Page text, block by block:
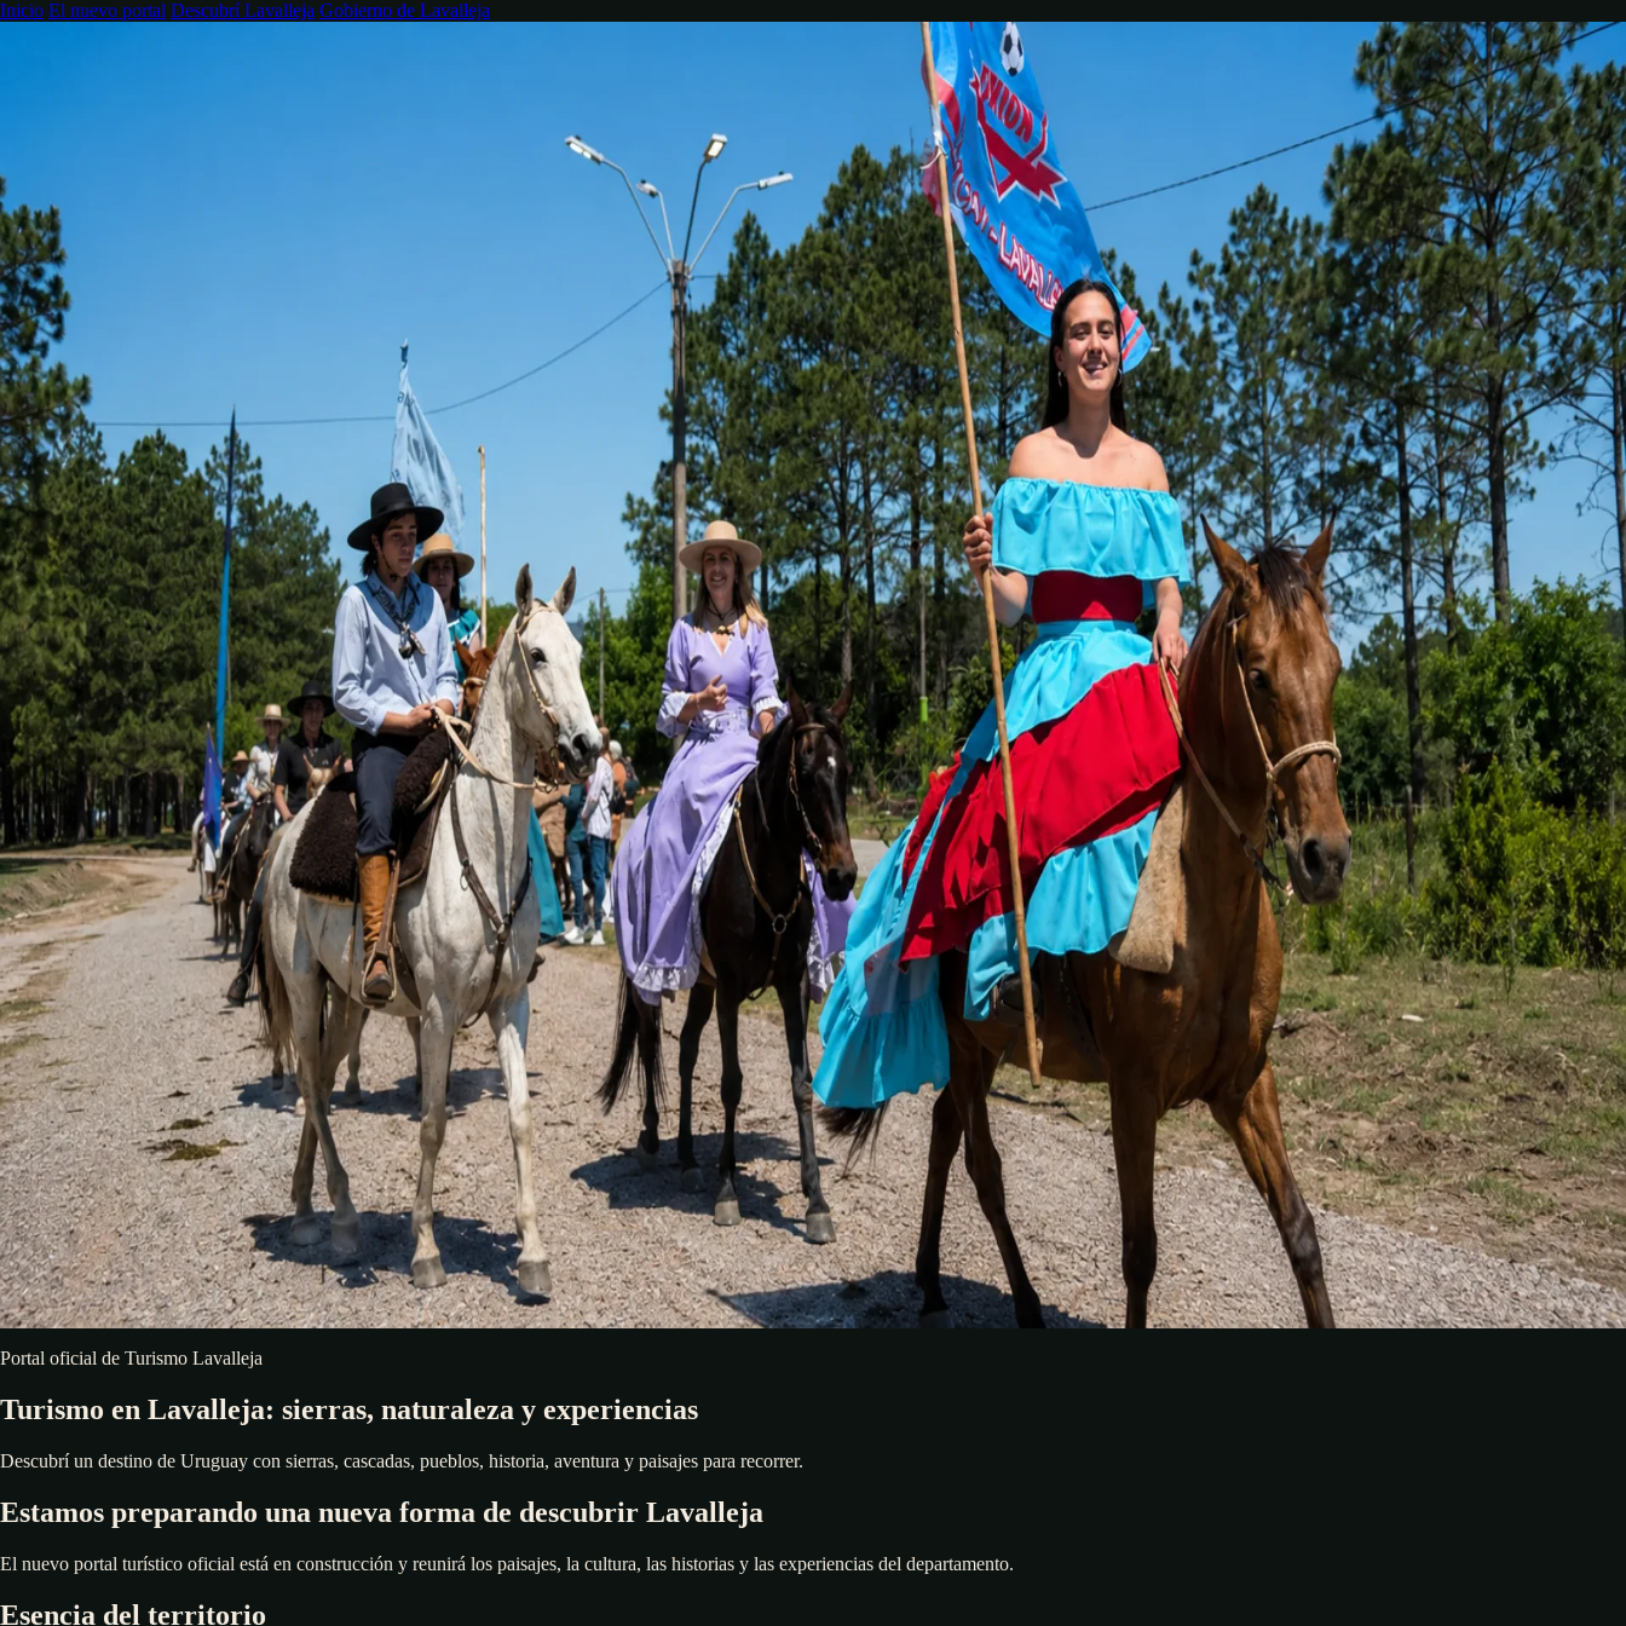
Inicio El nuevo portal Descubrí Lavalleja Gobierno de Lavalleja
Portal oficial de Turismo Lavalleja
Turismo en Lavalleja: sierras, naturaleza y experiencias
Descubrí un destino de Uruguay con sierras, cascadas, pueblos, historia, aventura y paisajes para recorrer.
Estamos preparando una nueva forma de descubrir Lavalleja
El nuevo portal turístico oficial está en construcción y reunirá los paisajes, la cultura, las historias y las experiencias del departamento.
Esencia del territorio